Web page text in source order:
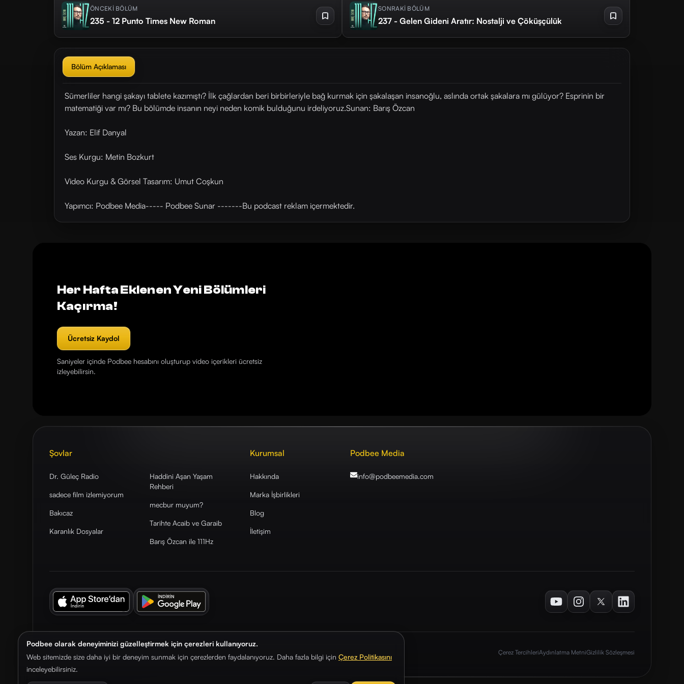
Podbee olarak deneyiminizi güzelleştirmek için çerezleri kullanıyoruz.
Web sitemizde size daha iyi bir deneyim sunmak için çerezlerden faydalanıyoruz. Daha fazla bilgi için Çerez Politikasını
inceleyebilirsiniz.
ÖNCEKİ BÖLÜM
235 - 12 Punto Times New Roman
SONRAKİ BÖLÜM
237 - Gelen Gideni Aratır: Nostalji ve Çöküşçülük
Bölüm Açıklaması
Sümerliler hangi şakayı tablete kazımıştı? İlk çağlardan beri birbirleriyle bağ kurmak için şakalaşan insanoğlu, aslında ortak şakalara mı gülüyor? Esprinin bir
matematiği var mı? Bu bölümde insanın neyi neden komik bulduğunu irdeliyoruz.Sunan: Barış Özcan
Yazan: Elif Danyal
Ses Kurgu: Metin Bozkurt
Video Kurgu & Görsel Tasarım: Umut Coşkun
Yapımcı: Podbee Media----- Podbee Sunar -------Bu podcast reklam içermektedir.
Her Hafta Eklenen Yeni Bölümleri
Kaçırma!
Ücretsiz Kaydol
Saniyeler içinde Podbee hesabını oluşturup video içerikleri ücretsiz
izleyebilirsin.
Şovlar
Dr. Güleç Radio
sadece film izlemiyorum
Bakıcaz
Karanlık Dosyalar
Haddini Aşan Yaşam
Rehberi
mecbur muyum?
Tarihte Acaib ve Garaib
Barış Özcan ile 111Hz
Kurumsal
Hakkında
Marka İşbirlikleri
Blog
İletişim
Podbee Media
info@podbeemedia.com
YoutubeInstagramTwitterLinkedIn
© 2026. Podbee Media. Tüm hakları saklıdır. Çerez TercihleriAydınlatma MetniGizlilik Sözleşmesi